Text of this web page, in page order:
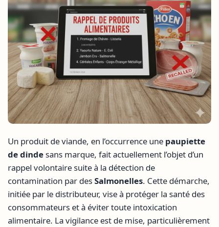
Un produit de viande, en l’occurrence une paupiette
de dindesans marque, fait actuellement l’objet d’un
rappel volontaire suite à la détection de
contamination par desSalmonelles. Cette démarche,
initiée par le distributeur, vise à protéger la santé des
consommateurs et à éviter toute intoxication
alimentaire. La vigilance est de mise, particulièrement